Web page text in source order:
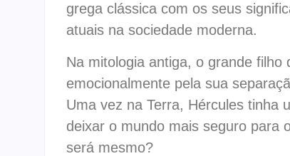
grega clássica com os seus
atuais na sociedade moderna.
Na mitologia antiga, o grande
emocionalmente pela sua
Uma vez na Terra, Hércules tinha
deixar o mundo mais seguro para
será mesmo?